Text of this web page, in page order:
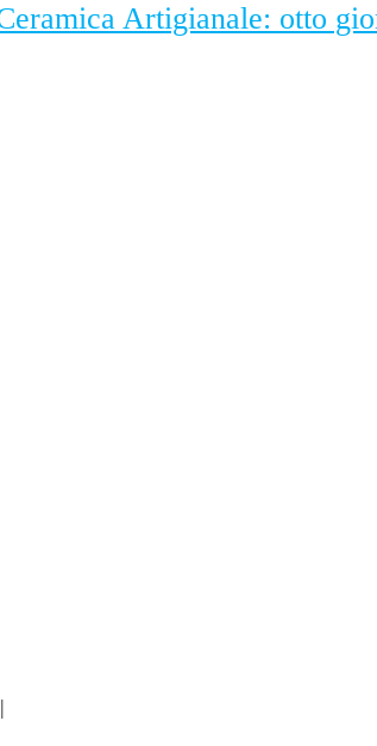
Artigianale: otto
|